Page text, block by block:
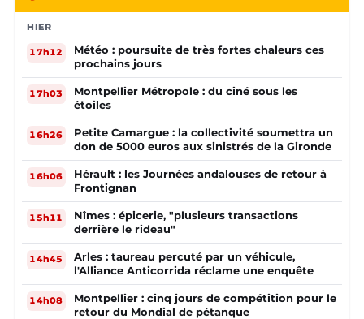
HIER
17h12
Météo : poursuite de très fortes chaleurs ces
prochains jours
17h03
Montpellier Métropole : du ciné sous les
étoiles
16h26
Petite Camargue : la collectivité soumettra un
don de 5000 euros aux sinistrés de la Gironde
16h06
Hérault : les Journées andalouses de retour à
Frontignan
15h11
Nîmes : épicerie, "plusieurs transactions
derrière le rideau"
14h45
Arles : taureau percuté par un véhicule,
l'Alliance Anticorrida réclame une enquête
14h08
Montpellier : cinq jours de compétition pour le
retour du Mondial de pétanque